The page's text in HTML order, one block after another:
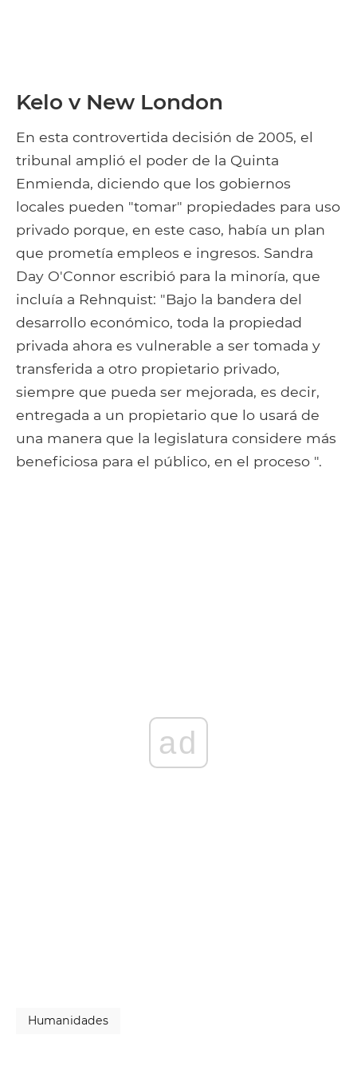
Kelo v New London
En esta controvertida decisión de 2005, el
tribunal amplió el poder de la Quinta
Enmienda, diciendo que los gobiernos
locales pueden "tomar" propiedades para uso
privado porque, en este caso, había un plan
que prometía empleos e ingresos. Sandra
Day O'Connor escribió para la minoría, que
incluía a Rehnquist: "Bajo la bandera del
desarrollo económico, toda la propiedad
privada ahora es vulnerable a ser tomada y
transferida a otro propietario privado,
siempre que pueda ser mejorada, es decir,
entregada a un propietario que lo usará de
una manera que la legislatura considere más
beneficiosa para el público, en el proceso ".
ad
Humanidades